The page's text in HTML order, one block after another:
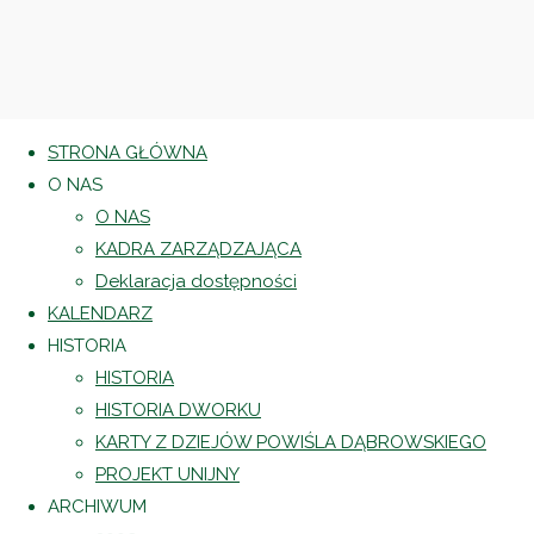
STRONA GŁÓWNA
O NAS
O NAS
KADRA ZARZĄDZAJĄCA
Deklaracja dostępności
KALENDARZ
HISTORIA
HISTORIA
HISTORIA DWORKU
KARTY Z DZIEJÓW POWIŚLA DĄBROWSKIEGO
PROJEKT UNIJNY
ARCHIWUM